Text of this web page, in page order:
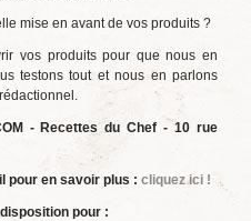
mise en avant de vos produits ?
vos produits pour que nous en
testons tout et nous en parlons
- Recettes du Chef - 10 rue
pour en savoir plus : cliquez ici !
pour :